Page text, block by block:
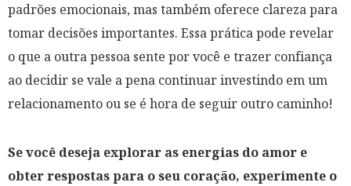
padrões emocionais, mas também oferece clareza para
tomar decisões importantes. Essa prática pode revelar
o que a outra pessoa sente por você e trazer confiança
ao decidir se vale a pena continuar investindo em um
relacionamento ou se é hora de seguir outro caminho!
Se você deseja explorar as energias do amor e
obter respostas para o seu coração, experimente o